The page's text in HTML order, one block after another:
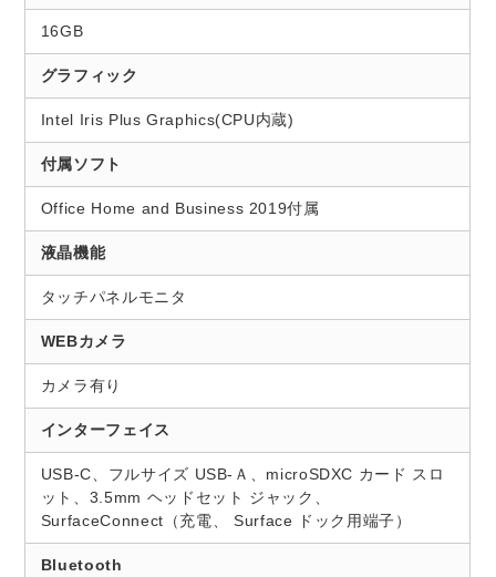
16GB
グラフィック
Intel Iris Plus Graphics(CPU内蔵)
付属ソフト
Office Home and Business 2019付属
液晶機能
タッチパネルモニタ
WEBカメラ
カメラ有り
インターフェイス
USB-C、フルサイズ USB-Ａ、microSDXC カード スロ
ット、3.5mm ヘッドセット ジャック、
SurfaceConnect（充電、 Surface ドック用端子）
Bluetooth